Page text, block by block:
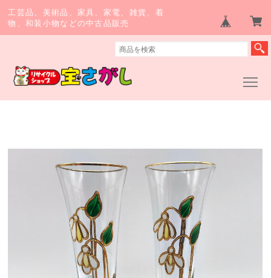
工芸品、美術品、家具、家電、雑貨、着
物、和装小物などの中古品販売